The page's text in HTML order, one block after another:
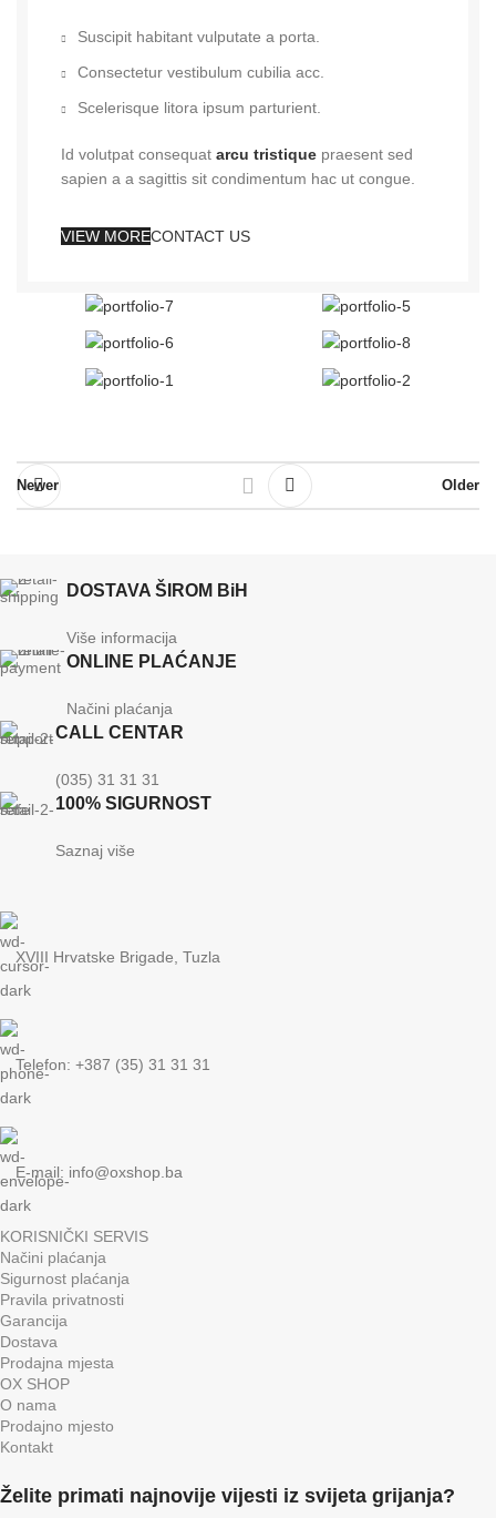
Suscipit habitant vulputate a porta.
Consectetur vestibulum cubilia acc.
Scelerisque litora ipsum parturient.
Id volutpat consequat arcu tristique praesent sed
sapien a a sagittis sit condimentum hac ut congue.
VIEW MORECONTACT US
Newer Older
DOSTAVA ŠIROM BiH
Više informacija
ONLINE PLAĆANJE
Načini plaćanja
CALL CENTAR
(035) 31 31 31
100% SIGURNOST
Saznaj više
XVIII Hrvatske Brigade, Tuzla
Telefon: +387 (35) 31 31 31
E-mail: info@oxshop.ba
KORISNIČKI SERVIS
Načini plaćanja
Sigurnost plaćanja
Pravila privatnosti
Garancija
Dostava
Prodajna mjesta
OX SHOP
O nama
Prodajno mjesto
Kontakt
Želite primati najnovije vijesti iz svijeta grijanja?